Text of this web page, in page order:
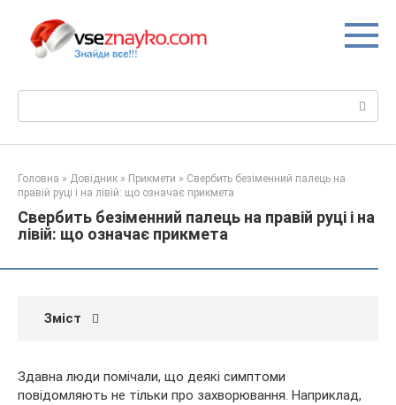
вмісту
Головна » Довідник » Прикмети » Свербить безіменний палець на
правій руці і на лівій: що означає прикмета
Свербить безіменний палець на правій руці і на
лівій: що означає прикмета
Зміст
Здавна люди помічали, що деякі симптоми
повідомляють не тільки про захворювання. Наприклад,